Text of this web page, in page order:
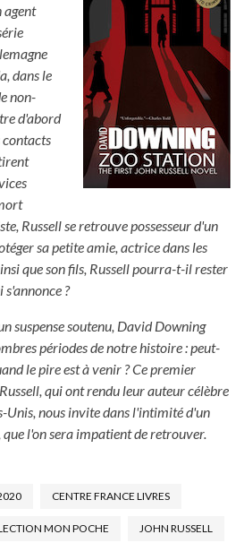
agent
dans le
non-
d'abord
contacts
Russell se retrouve possesseur d'un
sa petite amie, actrice dans les
que son fils, Russell pourra-t-il rester
?
suspense soutenu, David Downing
périodes de notre histoire : peut-
le pire est à venir ? Ce premier
qui ont rendu leur auteur célèbre
Unis, nous invite dans l'intimité d'un
l'on sera impatient de retrouver.
CENTRE FRANCE LIVRES
MON POCHE JOHN RUSSELL